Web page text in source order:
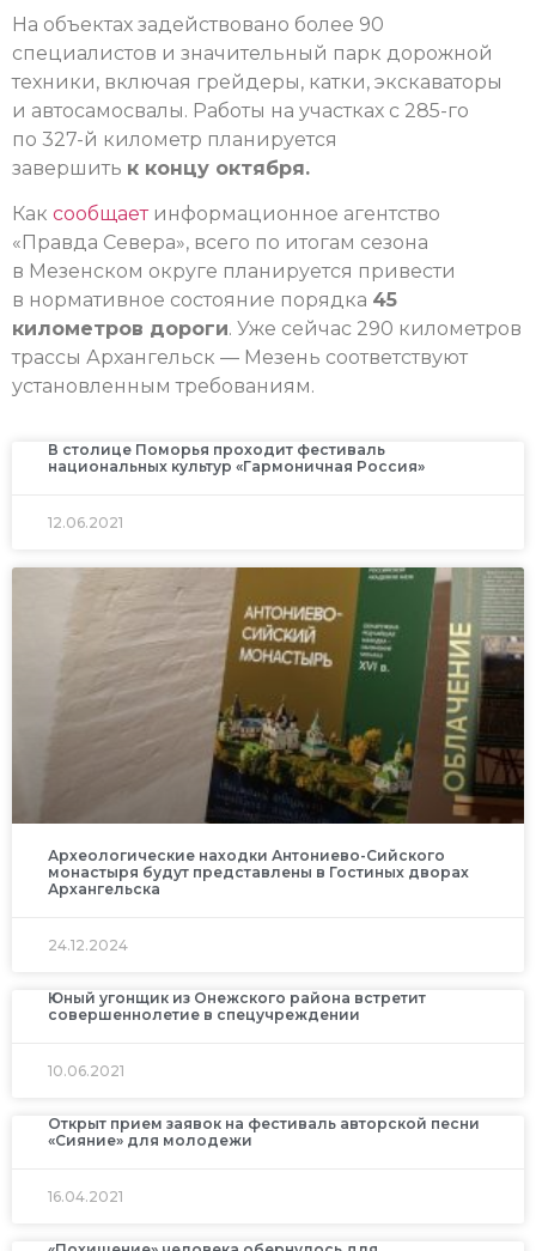
На объектах задействовано более 90
специалистов и значительный парк дорожной
техники, включая грейдеры, катки, экскаваторы
и автосамосвалы. Работы на участках с 285-го
по 327-й километр планируется
завершить к концу октября.
Как сообщаетинформационное агентство
«Правда Севера», всего по итогам сезона
в Мезенском округе планируется привести
в нормативное состояние порядка 45
километров дороги. Уже сейчас 290 километров
трассы Архангельск — Мезень соответствуют
установленным требованиям.
В столице Поморья проходит фестиваль
национальных культур «Гармоничная Россия»
12.06.2021
Археологические находки Антониево-Сийского
монастыря будут представлены в Гостиных дворах
Архангельска
24.12.2024
Юный угонщик из Онежского района встретит
совершеннолетие в спецучреждении
10.06.2021
Открыт прием заявок на фестиваль авторской песни
«Сияние» для молодежи
16.04.2021